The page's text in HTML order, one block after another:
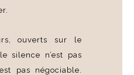
ouverts sur le
silence n’est pas
pas négociable.